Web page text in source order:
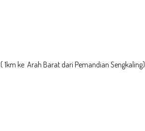
1km ke Arah Barat dari Pemandian Sengkaling)